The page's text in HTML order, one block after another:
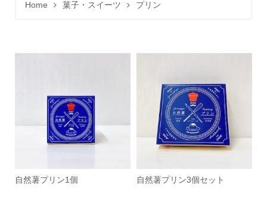
Home 菓子・スイーツ プリン
自然薯プリン1個 自然薯プリン3個セット